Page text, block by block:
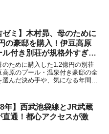
ゼミ】木村昴、母のために
の豪邸を購入！伊豆高原
ル付き別荘が規格外すぎ
のために購入した1.2億円の別荘
原のプール・温泉付き豪邸の全
んだ決め手や、気になる年間の
年】西武池袋線とJR武蔵
直通！都心アクセスが激